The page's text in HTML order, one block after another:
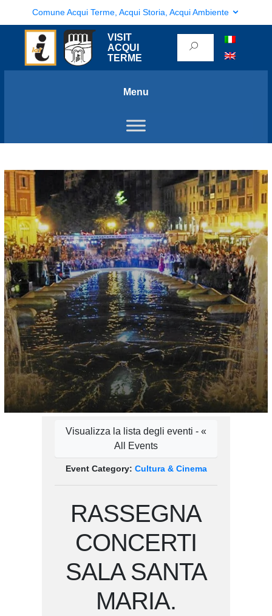
Comune Acqui Terme, Acqui Storia, Acqui Ambiente
VISIT
ACQUI
TERME
Menu
Visualizza la lista degli eventi - «
All Events
Event Category: Cultura & Cinema
RASSEGNA
CONCERTI
SALA SANTA
MARIA.